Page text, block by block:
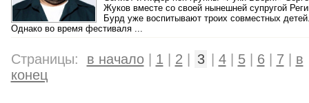
Жуков вместе со своей нынешней супругой
Бурд уже воспитывают троих совместных
Однако во время фестиваля ...
Страницы: в начало| 1 2 3 4| 5| 6| 7
в
конец